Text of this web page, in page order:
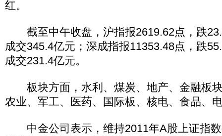
红。
截至中午收盘，沪指报2619.62点，跌
成交345.4亿元；深成指报11353.48点，跌
成交231.4亿元。
板块方面，水利、煤炭、地产、金融板
农业、军工、医药、国际板、核电、食品、
中金公司表示，维持2011年A股上证指数